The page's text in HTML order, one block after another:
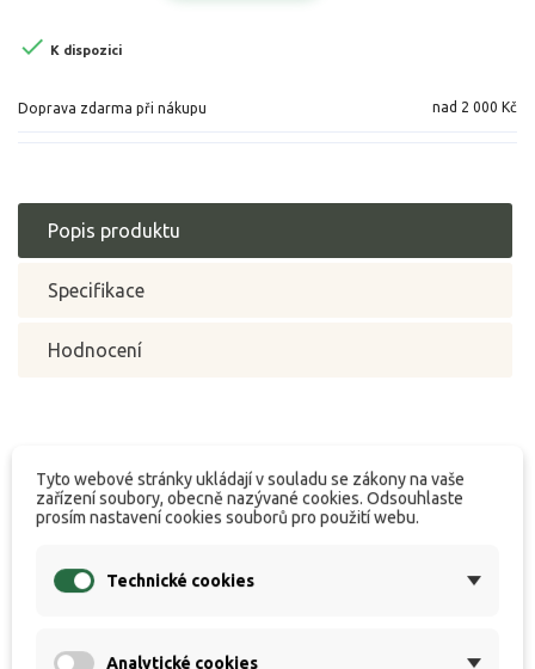
 K dispozici
Doprava zdarma při nákupu nad 2 000 Kč
Popis produktu
Specifikace
Hodnocení
položenou. Je vyroben s použitím vláken ExHRC60
carbon, čímž získá dostatečnou pružnost a
všech detailů převyšuje obvyklý standard v této
zdolávání ryb menších i větších velikostí.
Tyto webové stránky ukládají v souladu se zákony na vaše
zařízení soubory, obecně nazývané cookies. Odsouhlaste
prosím nastavení cookies souborů pro použití webu.
Technické cookies
Analytické cookies